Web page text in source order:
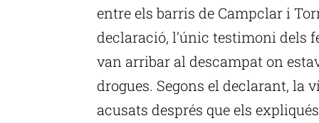
entre els barris de Campclar i
declaració, l’únic testimoni dels
van arribar al descampat on
drogues. Segons el declarant, la
acusats després que els